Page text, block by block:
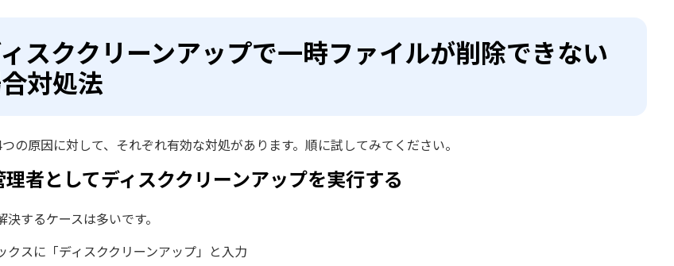
スククリーンアップで一時ファイルが削除できない
対処法
の原因に対して、それぞれ有効な対処があります。順に試してみてください。
者としてディスククリーンアップを実行する
決するケースは多いです。
クスに「ディスククリーンアップ」と入力